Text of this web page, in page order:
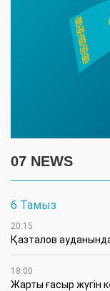
07 NEWS
6 Тамыз
20:15
Қазталов
18:00
Жарты ғасыр жүгін